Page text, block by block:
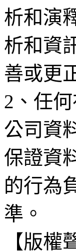
析和演
析和資
善或更
2、任
公司資
保證資
的行為
準。
【版權